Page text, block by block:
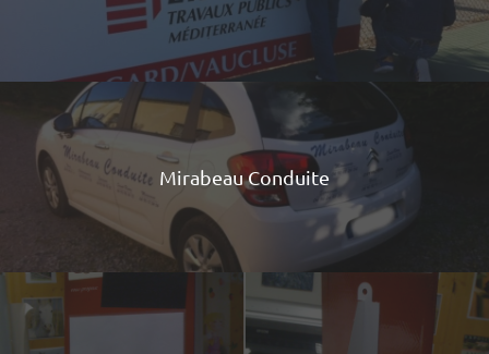
Mirabeau Conduite